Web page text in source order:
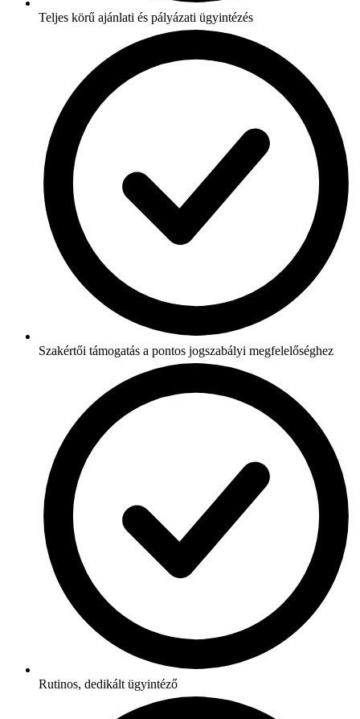
Teljes körű ajánlati és pályázati ügyintézés
Szakértői támogatás a pontos jogszabályi megfelelőséghez
Rutinos, dedikált ügyintéző